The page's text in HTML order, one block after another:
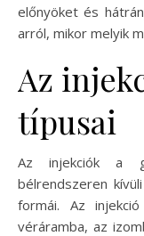
előnyöket és
arról, mikor melyik
Az
típusai
Az injekciók a
bélrendszeren
formái. Az
véráramba, az